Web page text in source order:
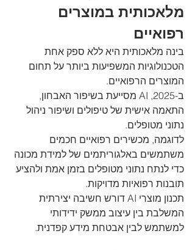
מלאכותית במוצרים
רפואיים
בינה מלאכותית היא ללא ספק אחת
הטכנולוגיות המשפיעות ביותר על תחום
המוצרים הרפואיים.
ב-2025, AI מסייעת בשיפור האבחון,
התאמה אישית של טיפולים ושיפור ניהול
נתוני מטופלים.
לדוגמה, מכשירים רפואיים חכמים
משתמשים באלגוריתמים של למידת מכונה
כדי לנתח נתוני מטופלים בזמן אמת ולהציע
תובנות רפואיות מדויקות.
תכנון מוצרי AI דורש חשיבה יצירתית
המשלבת בין עיצוב ממשק ידידותי
למשתמש לבין אבטחת מידע קפדנית.